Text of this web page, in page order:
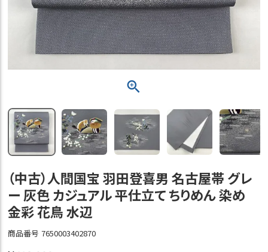
（中古）人間国宝 羽田登喜男 名古屋帯 グレ
ー 灰色 カジュアル 平仕立て ちりめん 染め
金彩 花鳥 水辺
商品番号 7650003402870